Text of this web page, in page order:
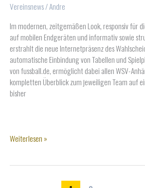
Vereinsnews/Andre
Im modernen, zeitgemäßen Look, responsiv für
auf mobilen Endgeräten und informativ sowie
erstrahlt die neue Internetpräsenz des
automatische Einbindung von Tabellen und
von fussball.de, ermöglicht dabei allen WSV-
kompletten Überblick zum jeweiligen Team auf
bisher
WSV
Weiterlesen »